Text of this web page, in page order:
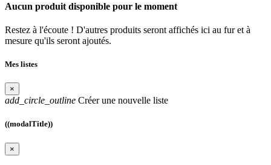
Aucun produit disponible pour le moment
Restez à l'écoute ! D'autres produits seront affichés ici au fur et à
mesure qu'ils seront ajoutés.
Mes listes
×
add_circle_outline Créer une nouvelle liste
((modalTitle))
×